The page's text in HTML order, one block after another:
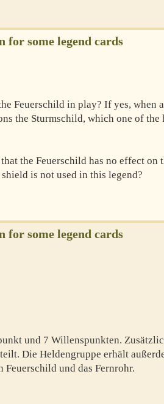
some legend cards
Feuerschild in play? If yes, when
the Sturmschild, which one of the
the Feuerschild has no effect on
is not used in this legend?
some legend cards
und 7 Willenspunkten.
Die Heldengruppe erhält
Feuerschild und das Fernrohr.